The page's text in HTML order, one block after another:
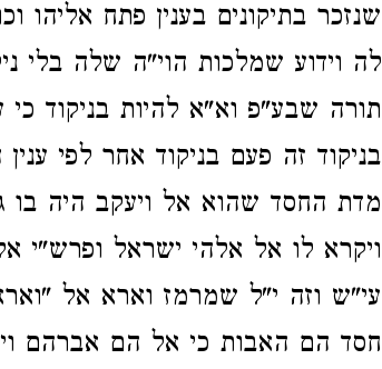
שנזכר בתיקונים בענין פתח אליהו
לה וידוע שמלכות הוי"ה שלה בלי
תורה שבע"פ וא"א להיות בניקוד
בניקוד זה פעם בניקוד אחר לפי
מדת החסד שהוא אל ויעקב היה
ויקרא לו אל אלהי ישראל ופרש"י
עי"ש וזה י"ל שמרמז וארא אל
חסד הם האבות כי אל הם אברהם